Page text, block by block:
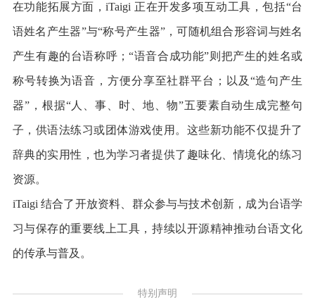
在功能拓展方面，iTaigi 正在开发多项互动工具，包括“台
语姓名产生器”与“称号产生器”，可随机组合形容词与姓名
产生有趣的台语称呼；“语音合成功能”则把产生的姓名或
称号转换为语音，方便分享至社群平台；以及“造句产生
器”，根据“人、事、时、地、物”五要素自动生成完整句
子，供语法练习或团体游戏使用。这些新功能不仅提升了
辞典的实用性，也为学习者提供了趣味化、情境化的练习
资源。
iTaigi 结合了开放资料、群众参与与技术创新，成为台语学
习与保存的重要线上工具，持续以开源精神推动台语文化
的传承与普及。
特别声明